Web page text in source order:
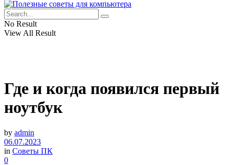
No Result
View All Result
Где и когда появился первый
ноутбук
by admin
06.07.2023
in Советы ПК
0